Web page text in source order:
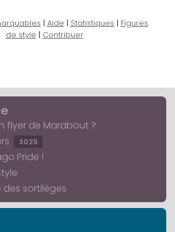
| Aide | Statistiques | Figures
de style | Contribuer
flyer de Marabout ?
3025
Pride !
sortilèges